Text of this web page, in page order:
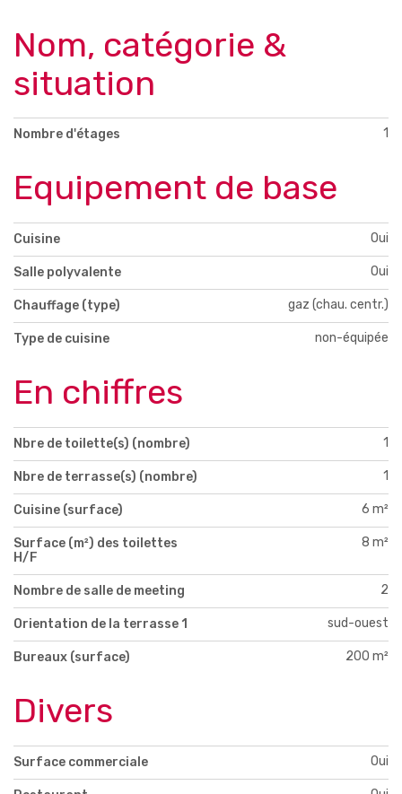
Nom, catégorie &
situation
Nombre d'étages 1
Equipement de base
Cuisine Oui
Salle polyvalente Oui
Chauffage (type) gaz (chau. centr.)
Type de cuisine non-équipée
En chiffres
Nbre de toilette(s) (nombre) 1
Nbre de terrasse(s) (nombre) 1
Cuisine (surface) 6 m²
Surface (m²) des toilettes
H/F
8 m²
Nombre de salle de meeting 2
Orientation de la terrasse 1 sud-ouest
Bureaux (surface) 200 m²
Divers
Surface commerciale Oui